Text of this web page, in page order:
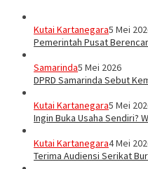
Kutai Kartanegara5 Mei
Pemerintah Pusat
Samarinda5 Mei 2026
DPRD Samarinda Sebut
Kutai Kartanegara5 Mei
Ingin Buka Usaha Sendiri?
Kutai Kartanegara4 Mei
Terima Audiensi Serikat